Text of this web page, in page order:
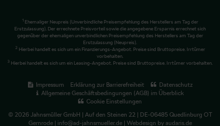
1 Ehemaliger Neupreis (Unverbindliche Preisempfehlung des Herstellers am Tag der
Erstzulassung). Der errechnete Preisvorteil sowie die angegebene Ersparnis errechnet sich
gegenüber der ehemaligen unverbindlichen Preisempfehlung des Herstellers am Tag der
Erstzulassung (Neupreis).
2 Hierbei handelt es sich um ein Finanzierungs-Angebot. Preise sind Bruttopreise. Irrtümer
vorbehalten.
3 Hierbei handelt es sich um ein Leasing-Angebot. Preise sind Bruttopreise. Irrtümer vorbehalten.
Impressum Erklärung zur Barrierefreiheit
Datenschutz
Allgemeine Geschäftsbedingungen (AGB) im Überblick
Cookie Einstellungen
© 2026 Jahnsmüller GmbH | Auf den Steinen 22 | DE-06485 Quedlinburg OT
Gernrode | info@ad-jahnsmueller.de | Webdesign by audaris.de